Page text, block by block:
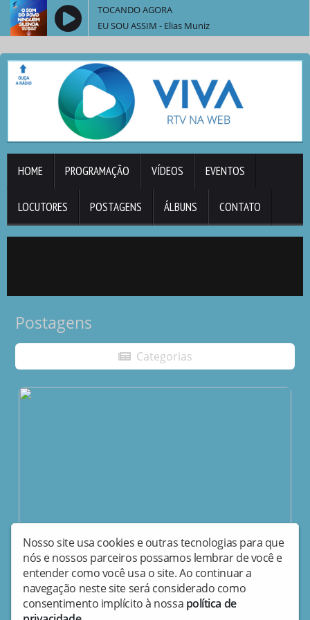
TOCANDO AGORA
EU SOU ASSIM - Elias Muniz
HOME PROGRAMAÇÃO VÍDEOS EVENTOS
LOCUTORES POSTAGENS ÁLBUNS CONTATO
Postagens
Categorias
03/04/2023 • 17:59
MotoE: Granado bate recorde e lidera o primeiro dos
três dias de test...
Nosso site usa cookies e outras tecnologias para que
nós e nossos parceiros possamos lembrar de você e
entender como você usa o site. Ao continuar a
navegação neste site será considerado como
consentimento implícito à nossa política de